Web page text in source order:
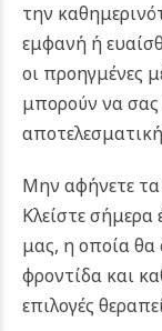
την
εμφανή ή
οι προηγμένες
μπορούν να
Μην αφήνετε
Κλείστε
μας, η οποία θα
φροντίδα και
επιλογές